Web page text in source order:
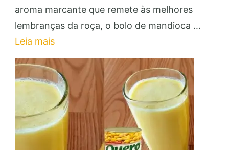
de
Mandioca:
e
Venda
Essa
Receita
Lucrativa!
aroma marcante que remete às melhores
lembranças da roça, o bolo de mandioca …
Leia mais